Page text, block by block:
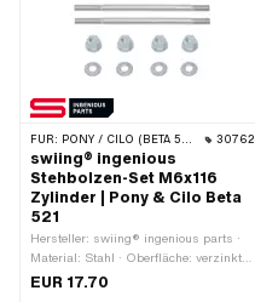
FÜR: PONY / CILO (BETA 521 & 512) 30762
swiing® ingenious
Stehbolzen-Set M6x116
Zylinder | Pony & Cilo Beta
521
Hersteller: swiing® ingenious parts ·
Material: Stahl · Oberfläche: verzinkt
(blau) · Gewindeart: M6x1
EUR 17.70